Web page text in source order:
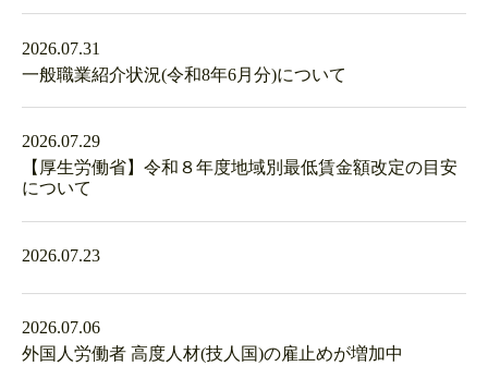
2026.07.31
一般職業紹介状況(令和8年6月分)について
2026.07.29
【厚生労働省】令和８年度地域別最低賃金額改定の目安
について
2026.07.23
2026.07.06
外国人労働者 高度人材(技人国)の雇止めが増加中